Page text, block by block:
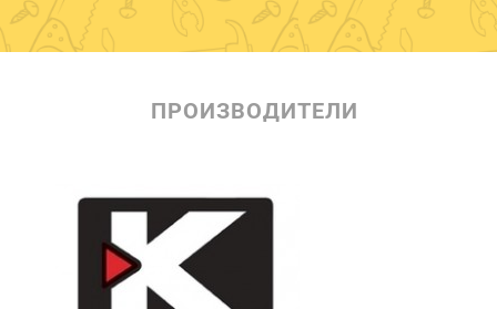
ПРОИЗВОДИТЕЛИ